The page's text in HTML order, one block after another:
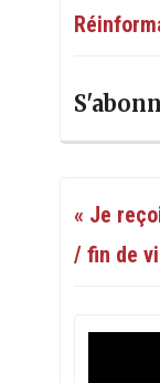
« Je
/ fin de